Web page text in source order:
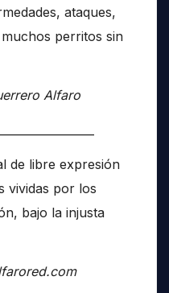
ataques,
perritos sin
Alfaro
de libre expresión
vividas por los
bajo la injusta